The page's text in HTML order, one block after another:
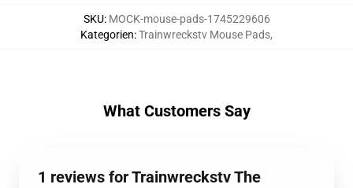
SKU: MOCK-mouse-pads-1745229606
Kategorien:Trainwreckstv Mouse Pads,
What Customers Say
1 reviews for Trainwreckstv The